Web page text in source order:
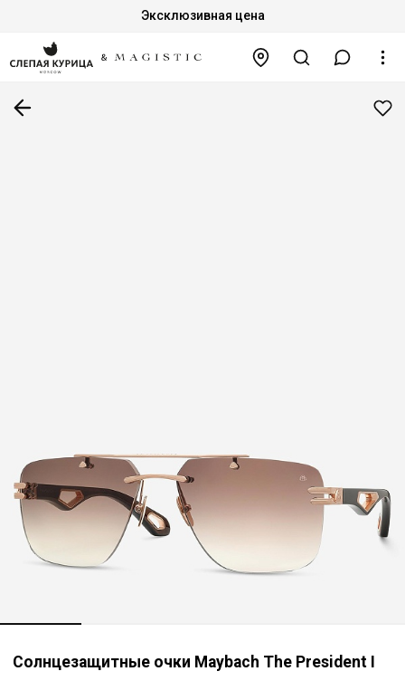
Эксклюзивная цена
Солнцезащитные очки Maybach The President I